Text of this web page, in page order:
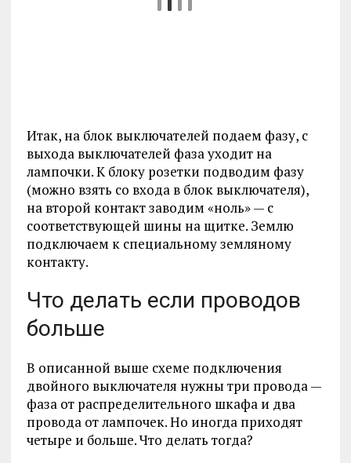
Итак, на блок выключателей подаем фазу, с
выхода выключателей фаза уходит на
лампочки. К блоку розетки подводим фазу
(можно взять со входа в блок выключателя),
на второй контакт заводим «ноль» — с
соответствующей шины на щитке. Землю
подключаем к специальному земляному
контакту.
Что делать если проводов
больше
В описанной выше схеме подключения
двойного выключателя нужны три провода —
фаза от распределительного шкафа и два
провода от лампочек. Но иногда приходят
четыре и больше. Что делать тогда?